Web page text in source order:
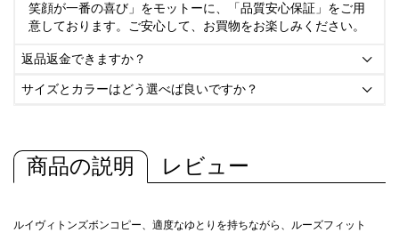
笑顔が一番の喜び」をモットーに、「品質安心保証」をご用
意しております。ご安心して、お買物をお楽しみください。
返品返金できますか？ 
サイズとカラーはどう選べば良いですか？ 
商品の説明 レビュー
ルイヴィトンズボンコピー、適度なゆとりを持ちながら、ルーズフィット